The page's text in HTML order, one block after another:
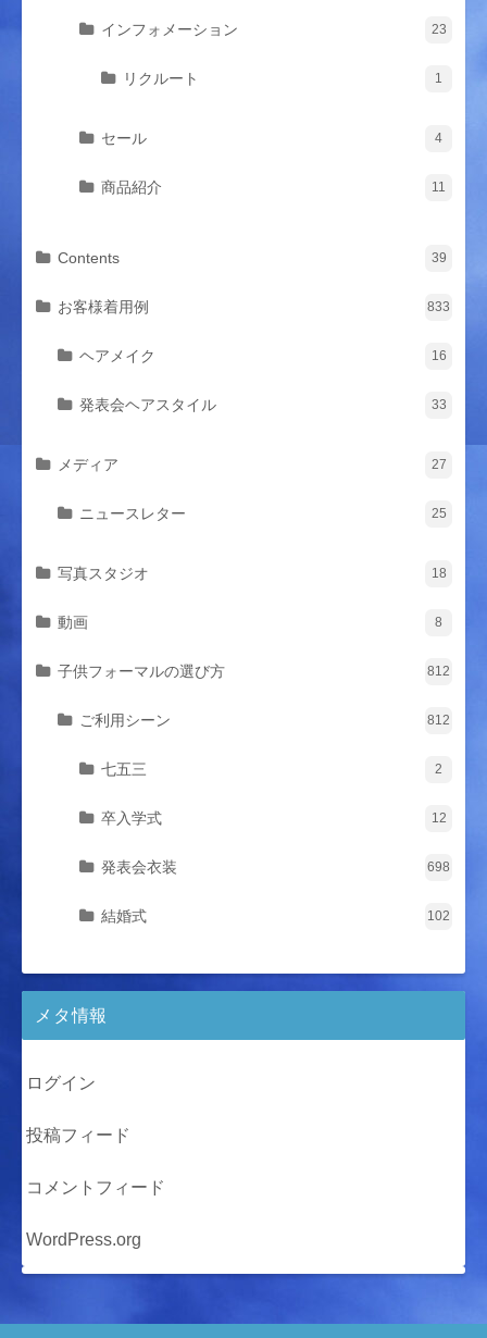
インフォメーション 23
リクルート 1
セール 4
商品紹介 11
Contents 39
お客様着用例 833
ヘアメイク 16
発表会ヘアスタイル 33
メディア 27
ニュースレター 25
写真スタジオ 18
動画 8
子供フォーマルの選び方 812
ご利用シーン 812
七五三 2
卒入学式 12
発表会衣装 698
結婚式 102
メタ情報
ログイン
投稿フィード
コメントフィード
WordPress.org